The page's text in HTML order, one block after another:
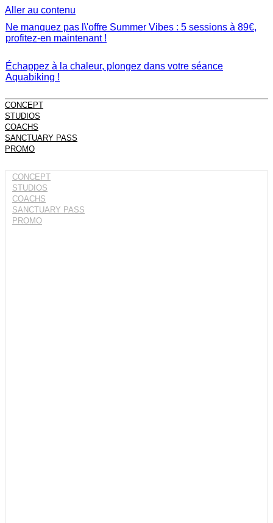
Aller au contenu
Ne manquez pas l\'offre Summer Vibes : 5 sessions à 89€,
profitez-en maintenant !
Échappez à la chaleur, plongez dans votre séance
Aquabiking !
CONCEPT
STUDIOS
COACHS
SANCTUARY PASS
PROMO
CONCEPT
STUDIOS
COACHS
SANCTUARY PASS
PROMO